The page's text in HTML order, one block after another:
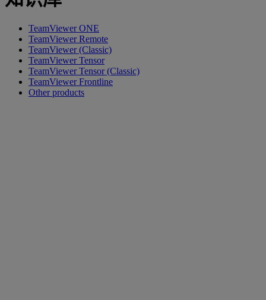
TeamViewer ONE
TeamViewer Remote
TeamViewer (Classic)
TeamViewer Tensor
TeamViewer Tensor (Classic)
TeamViewer Frontline
Other products